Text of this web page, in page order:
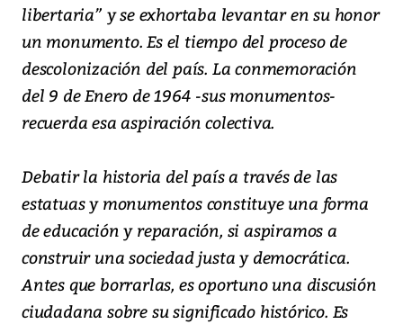
libertaria” y se exhortaba levantar en su honor
un monumento. Es el tiempo del proceso de
descolonización del país. La conmemoración
del 9 de Enero de 1964 -sus monumentos-
recuerda esa aspiración colectiva.
Debatir la historia del país a través de las
estatuas y monumentos constituye una forma
de educación y reparación, si aspiramos a
construir una sociedad justa y democrática.
Antes que borrarlas, es oportuno una discusión
ciudadana sobre su significado histórico. Es